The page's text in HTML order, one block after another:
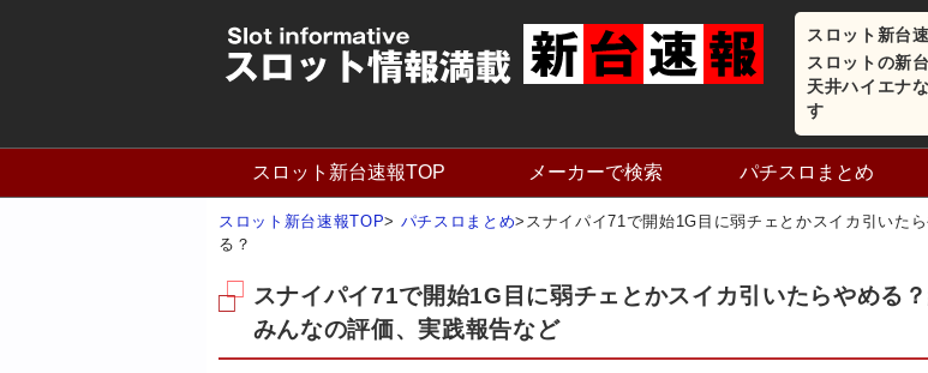
スロット新台
スロットの新
天井ハイエナ
す
スロット新台速報TOP メーカーで検索 パチスロまとめ
スロット新台速報TOP> パチスロまとめ> スナイパイ71で開始1G目に弱チェとかスイカ引いた
る？
スナイパイ71で開始1G目に弱チェとかスイカ引いたらやめる
みんなの評価、実践報告など